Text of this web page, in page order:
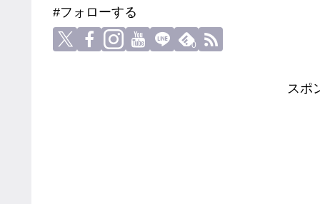
#フォローする
0
スポ